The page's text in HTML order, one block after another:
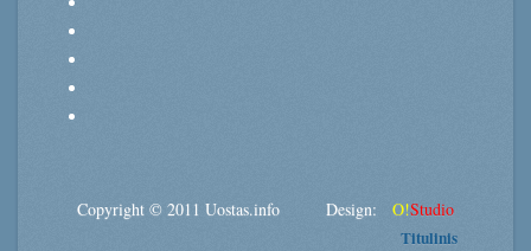
Copyright © 2011 Uostas.info Design: O!Studio
Titulinis